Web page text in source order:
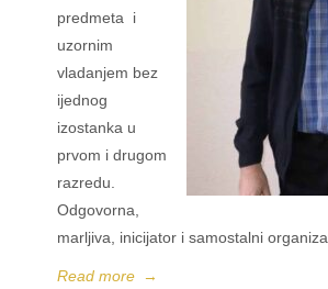
predmeta i
uzornim
vladanjem bez
ijednog
izostanka u
prvom i drugom
razredu.
Odgovorna,
marljiva, inicijator i samostalni
Read more →